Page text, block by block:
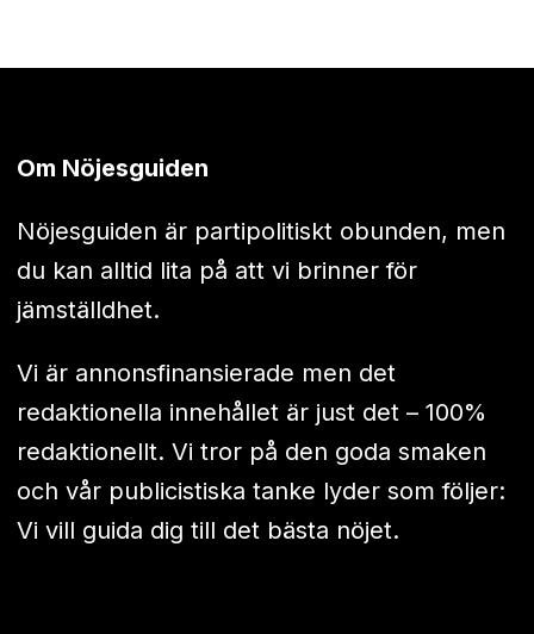
Om Nöjesguiden
Nöjesguiden är partipolitiskt obunden, men
du kan alltid lita på att vi brinner för
jämställdhet.
Vi är annonsfinansierade men det
redaktionella innehållet är just det – 100%
redaktionellt. Vi tror på den goda smaken
och vår publicistiska tanke lyder som följer:
Vi vill guida dig till det bästa nöjet.